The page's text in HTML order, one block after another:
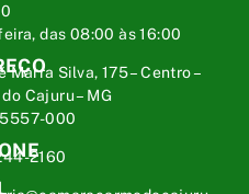
das 08:00 às 16:00
Marra Silva, 175 – Centro –
Cajuru – MG
000
2160